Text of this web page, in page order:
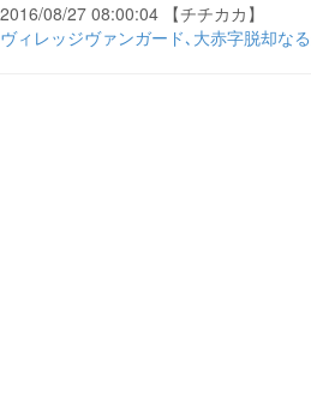
2016/08/27 08:00:04 【チチカカ】
ヴィレッジヴァンガード､大赤字脱却な